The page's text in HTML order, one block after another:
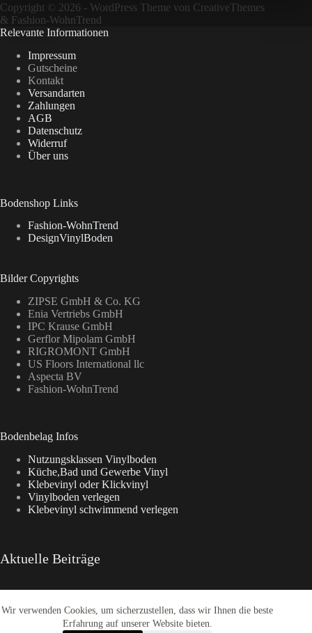
Wir verwenden Cookies, um sicherzustellen, dass wir Ihnen die beste
Erfahrung auf unserer Website bieten.
Copyright © 2026 - WordPress Theme von CreativeThemes
& Fashion-WohnTrend
Relevante Informationen
Impressum
Gutscheine
Kontakt
Versandarten
Zahlungen
AGB
Datenschutz
Widerruf
Über uns
Bodenshop Links
Fashion-WohnTrend
DesignVinylBoden
Bilder Copyrights
ZIPSE GmbH & Co. KG
Enia Vertriebs GmbH
IPC Krause GmbH
Gerflor Mipolam GmbH
RIGROMONT GmbH
US Floors International llc
Aspecta BV
Fashion-WohnTrend
Bodenbelag Infos
Nutzungsklassen Vinylboden
Küche,Bad und Gewerbe Vinyl
Klebevinyl oder Klickvinyl
Vinylboden verlegen
Klebevinyl schwimmend verlegen
Aktuelle Beiträge
Enia Kollektionen im Überblick
CasaNova Vinylboden